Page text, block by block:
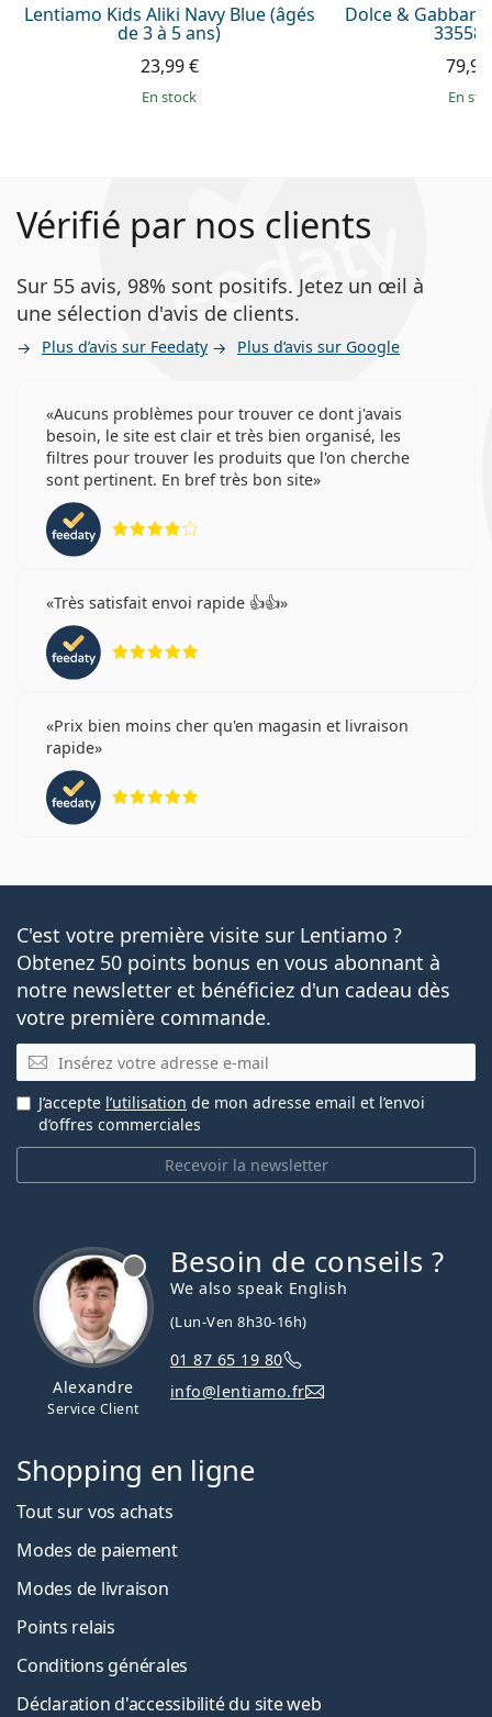
Lentiamo Kids Aliki Navy Blue (âgés
de 3 à 5 ans)
23,99 €
en stock
Dolce &
en
Vérifié par nos clients
Sur 55 avis, 98% sont positifs. Jetez un œil à
une sélection d'avis de clients.
Plus d’avis sur Feedaty Plus d’avis sur Google
Aucuns problèmes pour trouver ce dont j'avais
besoin, le site est clair et très bien organisé, les
filtres pour trouver les produits que l'on cherche
sont pertinent. En bref très bon site
Très satisfait envoi rapide 👍👍
Prix bien moins cher qu'en magasin et livraison
rapide
C'est votre première visite sur Lentiamo ?
Obtenez 50 points bonus en vous abonnant à
notre newsletter et bénéficiez d'un cadeau dès
votre première commande.
E-mail
Recevoir la newsletter
J’accepte l’utilisation de mon adresse email et l’envoi
d’offres commerciales
Alexandre
Service Client
Besoin de conseils ?
We also speak English
(Lun-Ven 8h30-16h)
01 87 65 19 80
info@lentiamo.fr
Shopping en ligne
Tout sur vos achats
Modes de paiement
Modes de livraison
Points relais
Conditions générales
Déclaration d'accessibilité du site web